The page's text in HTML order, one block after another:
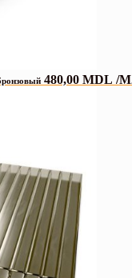
480,00 MDL /